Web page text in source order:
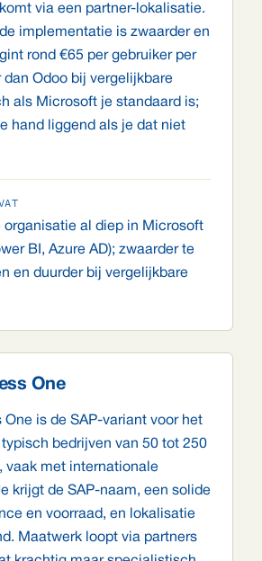
via een partner-lokalisatie.
implementatie is zwaarder en
rond €65 per gebruiker per
dan Odoo bij vergelijkbare
als Microsoft je standaard is;
hand liggend als je dat niet
organisatie al diep in Microsoft
BI, Azure AD); zwaarder te
en duurder bij vergelijkbare
One
One is de SAP-variant voor het
bedrijven van 50 tot 250
vaak met internationale
krijgt de SAP-naam, een solide
en voorraad, en lokalisatie
Maatwerk loopt via partners